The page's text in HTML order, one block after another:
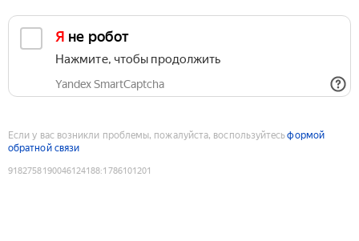
Я не робот
Нажмите, чтобы продолжить
Yandex SmartCaptcha
Если у вас возникли проблемы, пожалуйста, воспользуйтесьформой
обратной связи
9182758190046124188:1786101201